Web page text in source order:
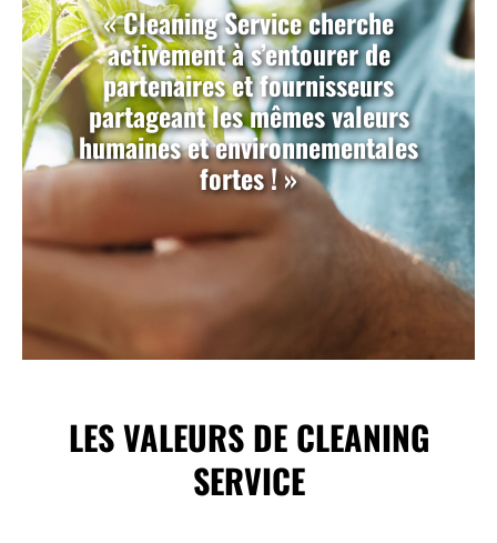
« Cleaning Service cherche
activement à s’entourer de
partenaires et fournisseurs
partageant les mêmes valeurs
humaines et environnementales
fortes ! »
LES VALEURS DE CLEANING
SERVICE